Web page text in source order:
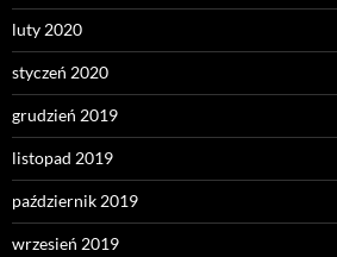
luty 2020
styczeń 2020
grudzień 2019
listopad 2019
październik 2019
wrzesień 2019